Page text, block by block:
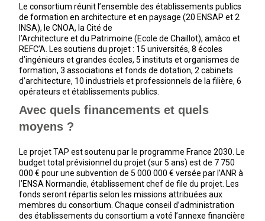
Le consortium réunit l’ensemble des établissements publics
de formation en architecture et en paysage (20 ENSAP et 2
INSA), le CNOA, la Cité de
l’Architecture et du Patrimoine (Ecole de Chaillot), amàco et
REFC’A. Les soutiens du projet : 15 universités, 8 écoles
d’ingénieurs et grandes écoles, 5 instituts et organismes de
formation, 3 associations et fonds de dotation, 2 cabinets
d’architecture, 10 industriels et professionnels de la filière, 6
opérateurs et établissements publics.
Avec quels financements et quels
moyens ?
Le projet TAP est soutenu par le programme France 2030. Le
budget total prévisionnel du projet (sur 5 ans) est de 7 750
000 € pour une subvention de 5 000 000 € versée par l’ANR à
l’ENSA Normandie, établissement chef de file du projet. Les
fonds seront répartis selon les missions attribuées aux
membres du consortium. Chaque conseil d’administration
des établissements du consortium a voté l’annexe financière